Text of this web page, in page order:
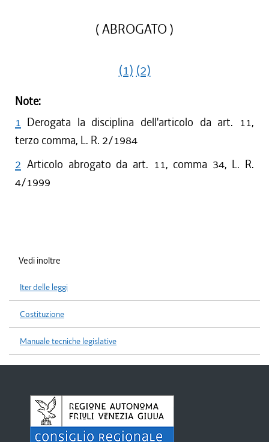
( ABROGATO )
(1) (2)
Note:
1 Derogata la disciplina dell'articolo da art. 11,
terzo comma, L. R. 2/1984
2 Articolo abrogato da art. 11, comma 34, L. R.
4/1999
Vedi inoltre
Iter delle leggi
Costituzione
Manuale tecniche legislative